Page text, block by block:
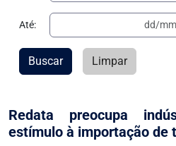
Redata preocupa
estímulo à importação de
Até:
Buscar Limpar